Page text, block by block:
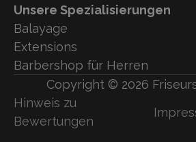
Unsere Spezialisierungen
Balayage
Extensions
Barbershop für Herren
Copyright © 2026
Hinweis zu
Bewertungen